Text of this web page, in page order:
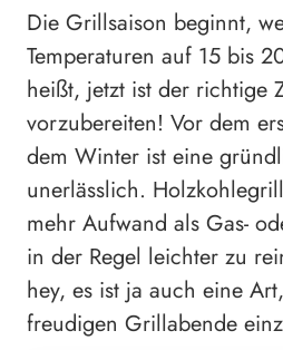
Die Grillsaison beginnt,
Temperaturen auf 15 bis
heißt, jetzt ist der richtige
vorzubereiten! Vor dem
dem Winter ist eine
unerlässlich.
mehr Aufwand als Gas-
in der Regel leichter zu
hey, es ist ja auch eine
freudigen Grillabende